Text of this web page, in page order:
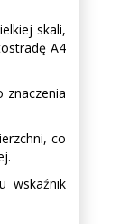
skali,
A4
znaczenia
co
wskaźnik